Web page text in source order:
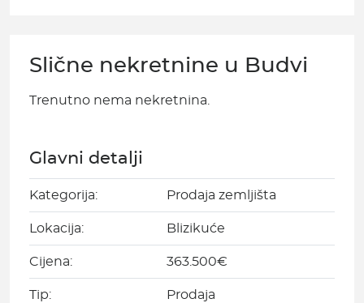
Slične nekretnine u Budvi
Trenutno nema nekretnina.
Glavni detalji
Kategorija: Prodaja zemljišta
Lokacija: Blizikuće
Cijena: 363.500€
Tip: Prodaja